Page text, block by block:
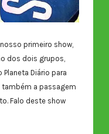
primeiro show,
dos dois grupos,
Planeta Diário para
também a passagem
Falo deste show